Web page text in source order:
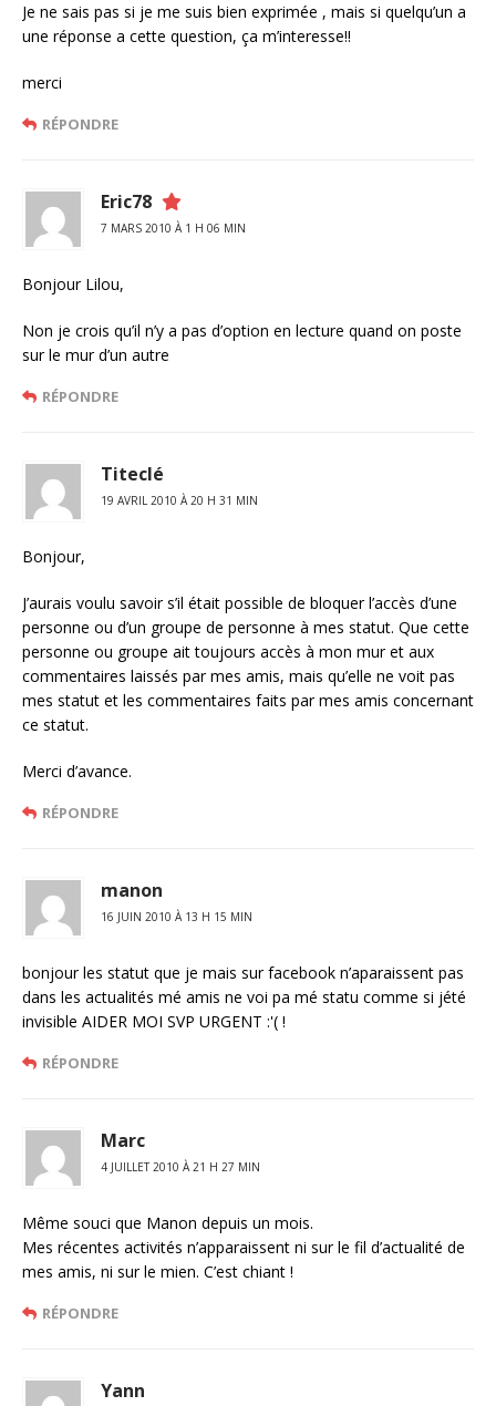
Je ne sais pas si je me suis bien exprimée , mais si quelqu’un a
une réponse a cette question, ça m’interesse!!
merci
RÉPONDRE
Eric78
7 MARS 2010 À 1 H 06 MIN
Bonjour Lilou,
Non je crois qu’il n’y a pas d’option en lecture quand on poste
sur le mur d’un autre
RÉPONDRE
Titeclé
19 AVRIL 2010 À 20 H 31 MIN
Bonjour,
J’aurais voulu savoir s’il était possible de bloquer l’accès d’une
personne ou d’un groupe de personne à mes statut. Que cette
personne ou groupe ait toujours accès à mon mur et aux
commentaires laissés par mes amis, mais qu’elle ne voit pas
mes statut et les commentaires faits par mes amis concernant
ce statut.
Merci d’avance.
RÉPONDRE
manon
16 JUIN 2010 À 13 H 15 MIN
bonjour les statut que je mais sur facebook n’aparaissent pas
dans les actualités mé amis ne voi pa mé statu comme si jété
invisible AIDER MOI SVP URGENT :'( !
RÉPONDRE
Marc
4 JUILLET 2010 À 21 H 27 MIN
Même souci que Manon depuis un mois.
Mes récentes activités n’apparaissent ni sur le fil d’actualité de
mes amis, ni sur le mien. C’est chiant !
RÉPONDRE
Yann